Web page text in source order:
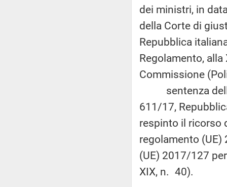
dei ministri, in
della Corte di
Repubblica
Regolamento,
Commissione
sentenza della
611/17,
respinto il ricorso
regolamento
(UE) 2017/127
XIX, n. 40).